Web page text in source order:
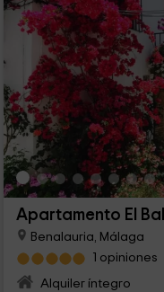
Apartamento El
Benalauria, Málaga
1 opiniones
Alquiler íntegro